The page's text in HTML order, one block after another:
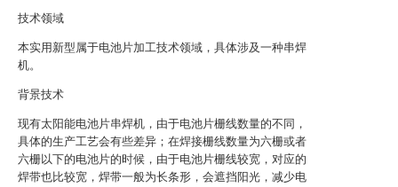
技术领域
本实用新型属于电池片加工技术领域，具体涉及一种串焊
机。
背景技术
现有太阳能电池片串焊机，由于电池片栅线数量的不同，
具体的生产工艺会有些差异；在焊接栅线数量为六栅或者
六栅以下的电池片的时候，由于电池片栅线较宽，对应的
焊带也比较宽，焊带一般为长条形，会遮挡阳光，减少电